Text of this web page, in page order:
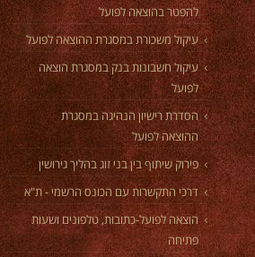
להפטר בהוצאה לפועל
עיקול משכורת במסגרת ההוצאה לפועל
עיקול חשבונות בנק במסגרת הוצאה
לפועל
הסדרת רישיון הנהיגה במסגרת
ההוצאה לפועל
פירוק שיתוף בין בני זוג בהליך גירושין
דרכי התקשרות עם הכונס הרשמי - ת"א
הוצאה לפועל-כתובות, טלפונים ושעות
פתיחה